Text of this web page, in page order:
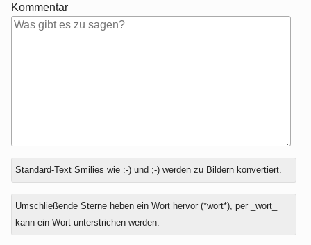
Kommentar
Antwort
zu
Standard-Text Smilies wie :-) und ;-) werden zu Bildern konvertiert.
Umschließende Sterne heben ein Wort hervor (*wort*), per _wort_
kann ein Wort unterstrichen werden.